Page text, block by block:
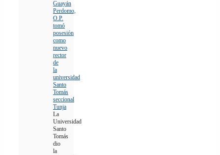
Guayán
Perdomo,
O.P.
tomó
posesión
como
nuevo
rector
de
la
universidad
Santo
Tomás
seccional
Tunja
La
Universidad
Santo
Tomás
dio
la